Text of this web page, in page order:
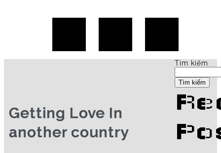
Getting Love In
another country
Tìm kiếm
Tìm kiếm